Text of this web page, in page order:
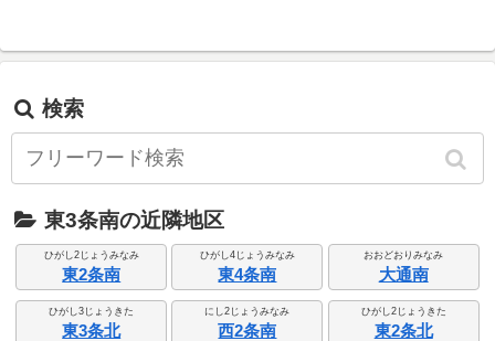
検索
東3条南の近隣地区
ひがし2じょうみなみ
東2条南
ひがし4じょうみなみ
東4条南
おおどおりみなみ
大通南
ひがし3じょうきた
東3条北
にし2じょうみなみ
西2条南
ひがし2じょうきた
東2条北